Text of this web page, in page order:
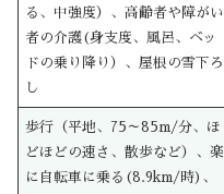
る、中強度）、高齢者や障がい
者の介護(身支度、風呂、ベッ
ドの乗り降り）、屋根の雪下ろ
し
歩行（平地、75～85m/分、ほ
どほどの速さ、散歩など）、楽
に自転車に乗る(8.9km/時)、